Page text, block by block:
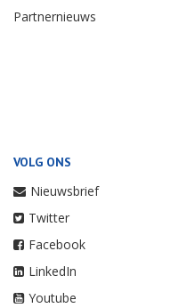
Partnernieuws
VOLG ONS
Nieuwsbrief
Twitter
Facebook
LinkedIn
Youtube